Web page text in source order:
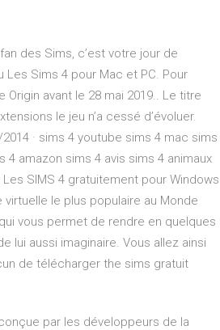
des Sims, c’est votre jour de
Sims 4 pour Mac et PC. Pour
avant le 28 mai 2019.. Le titre
le jeu n’a cessé d’évoluer.
2014 · sims 4 youtube sims 4 mac sims
amazon sims 4 avis sims 4 animaux
SIMS 4 gratuitement pour Windows
le plus populaire au Monde
vous permet de rendre en quelques
lui aussi imaginaire. Vous allez ainsi
de télécharger the sims gratuit
par les développeurs de la